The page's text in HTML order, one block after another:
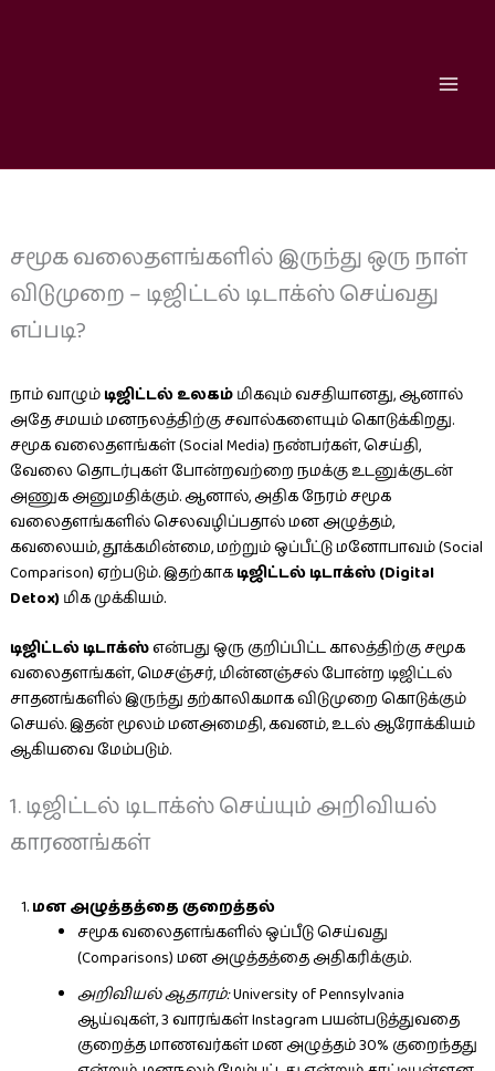
சமூக வலைதளங்களில் இருந்து ஒரு நாள்
விடுமுறை – டிஜிட்டல் டிடாக்ஸ் செய்வது
எப்படி?
நாம் வாழும்டிஜிட்டல் உலகம்மிகவும் வசதியானது, ஆனால்
அதே சமயம் மனநலத்திற்கு சவால்களையும் கொடுக்கிறது.
சமூக வலைதளங்கள் (Social Media) நண்பர்கள், செய்தி,
வேலை தொடர்புகள் போன்றவற்றை நமக்கு உடனுக்குடன்
அணுக அனுமதிக்கும். ஆனால், அதிக நேரம் சமூக
வலைதளங்களில் செலவழிப்பதால் மன அழுத்தம்,
கவலையம், தூக்கமின்மை, மற்றும் ஒப்பீட்டு மனோபாவம் (Social
Comparison) ஏற்படும். இதற்காகடிஜிட்டல் டிடாக்ஸ் (Digital
Detox) மிக முக்கியம்.
டிஜிட்டல் டிடாக்ஸ்என்பது ஒரு குறிப்பிட்ட காலத்திற்கு சமூக
வலைதளங்கள், மெசஞ்சர், மின்னஞ்சல் போன்ற டிஜிட்டல்
சாதனங்களில் இருந்து தற்காலிகமாக விடுமுறை கொடுக்கும்
செயல். இதன் மூலம் மனஅமைதி, கவனம், உடல் ஆரோக்கியம்
ஆகியவை மேம்படும்.
1. டிஜிட்டல் டிடாக்ஸ் செய்யும் அறிவியல்
காரணங்கள்
மன அழுத்தத்தை குறைத்தல்
சமூக வலைதளங்களில் ஒப்பீடு செய்வது
(Comparisons) மன அழுத்தத்தை அதிகரிக்கும்.
அறிவியல் ஆதாரம்:University of Pennsylvania
ஆய்வுகள், 3 வாரங்கள் Instagram பயன்படுத்துவதை
குறைத்த மாணவர்கள் மன அழுத்தம் 30% குறைந்தது